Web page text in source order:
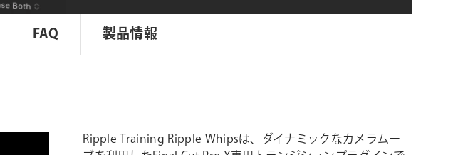
FAQ 製品情報
Ripple Training Ripple Whipsは、ダイナミックなカメラムー